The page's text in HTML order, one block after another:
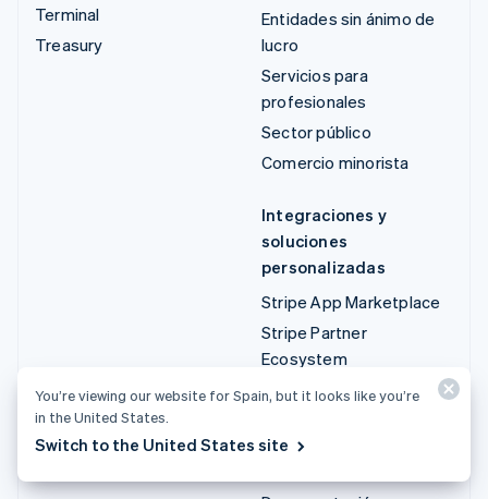
Terminal
Treasury
Entidades sin ánimo de
lucro
Servicios para
profesionales
Sector público
Comercio minorista
Integraciones y
soluciones
personalizadas
Stripe App Marketplace
Stripe Partner
Ecosystem
Servicios para
You’re viewing our website for Spain, but it looks like you’re
in the United States.
Switch to the United States site